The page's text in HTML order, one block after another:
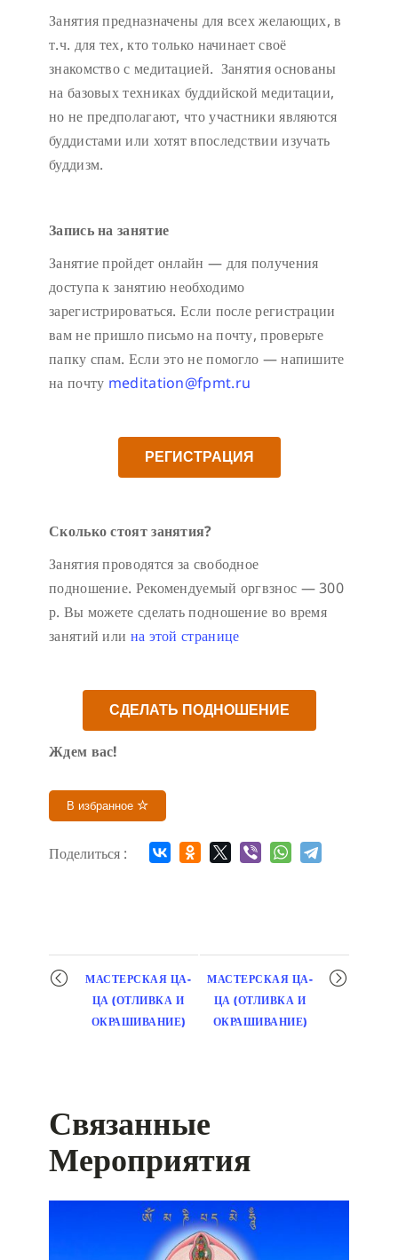
Занятия предназначены для всех желающих, в
т.ч. для тех, кто только начинает своё
знакомство с медитацией. Занятия основаны
на базовых техниках буддийской медитации,
но не предполагают, что участники являются
буддистами или хотят впоследствии изучать
буддизм.
Запись на занятие
Занятие пройдет онлайн — для получения
доступа к занятию необходимо
зарегистрироваться. Если после регистрации
вам не пришло письмо на почту, проверьте
папку спам. Если это не помогло — напишите
на почту meditation@fpmt.ru
РЕГИСТРАЦИЯ
Сколько стоят занятия?
Занятия проводятся за свободное
подношение. Рекомендуемый оргвзнос — 300
р. Вы можете сделать подношение во время
занятий или на этой странице
СДЕЛАТЬ ПОДНОШЕНИЕ
Ждем вас!
В избранное
Поделиться :
Мероприятие
навигация
МАСТЕРСКАЯ ЦА-
ЦА (ОТЛИВКА И
ОКРАШИВАНИЕ)
МАСТЕРСКАЯ ЦА-
ЦА (ОТЛИВКА И
ОКРАШИВАНИЕ)
Связанные
Мероприятия